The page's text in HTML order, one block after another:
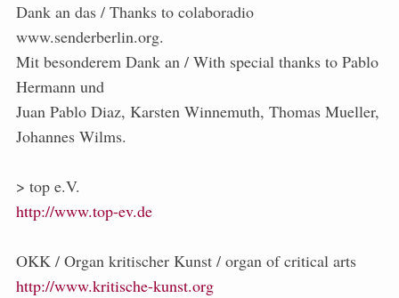
Dank an das / Thanks to colaboradio
www.senderberlin.org.
Mit besonderem Dank an / With special thanks to Pablo
Hermann und
Juan Pablo Diaz, Karsten Winnemuth, Thomas Mueller,
Johannes Wilms.
> top e.V.
http://www.top-ev.de
OKK / Organ kritischer Kunst / organ of critical arts
http://www.kritische-kunst.org